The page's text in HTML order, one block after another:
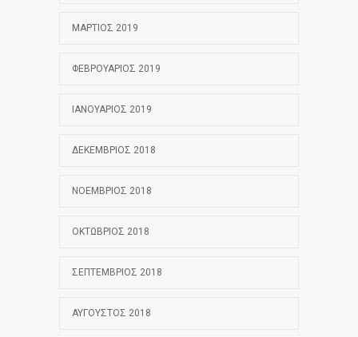
ΜΆΡΤΙΟΣ 2019
ΦΕΒΡΟΥΆΡΙΟΣ 2019
ΙΑΝΟΥΆΡΙΟΣ 2019
ΔΕΚΈΜΒΡΙΟΣ 2018
ΝΟΈΜΒΡΙΟΣ 2018
ΟΚΤΏΒΡΙΟΣ 2018
ΣΕΠΤΈΜΒΡΙΟΣ 2018
ΑΎΓΟΥΣΤΟΣ 2018